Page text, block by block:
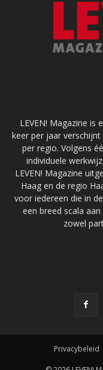
LEVEN! Magazine is
keer per jaar
per regio. Volgens
individuele
LEVEN! Magazine
Haag en de regio
voor iedereen die in
een breed scala
zowel
Privacybeleid